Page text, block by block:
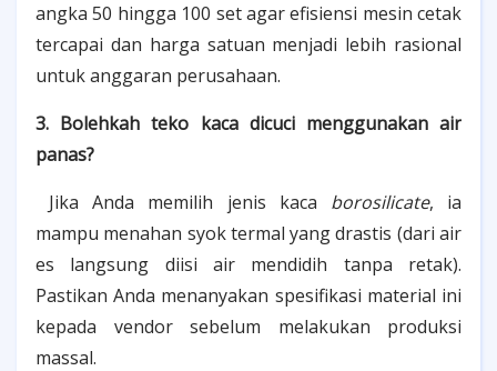
angka 50 hingga 100 set agar efisiensi mesin cetak
tercapai dan harga satuan menjadi lebih rasional
untuk anggaran perusahaan.
3. Bolehkah teko kaca dicuci menggunakan air
panas?
Jika Anda memilih jenis kaca borosilicate, ia
mampu menahan syok termal yang drastis (dari air
es langsung diisi air mendidih tanpa retak).
Pastikan Anda menanyakan spesifikasi material ini
kepada vendor sebelum melakukan produksi
massal.